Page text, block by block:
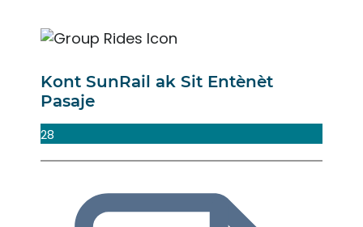
Kont SunRail ak Sit Entènèt
Pasaje
28